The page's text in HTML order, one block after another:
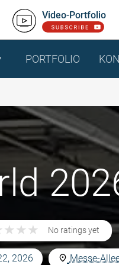
Video-Portfolio
PORTFOLIO
★ ★ ★
★ ★ ★ No ratings yet
2026 Messe-